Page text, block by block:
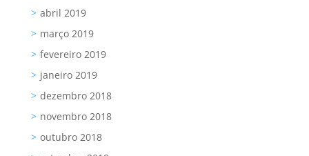
abril 2019
março 2019
fevereiro 2019
janeiro 2019
dezembro 2018
novembro 2018
outubro 2018